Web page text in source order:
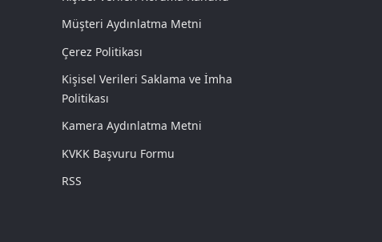
Müşteri Aydınlatma Metni
Çerez Politikası
Kişisel Verileri Saklama ve İmha
Politikası
Kamera Aydınlatma Metni
KVKK Başvuru Formu
RSS